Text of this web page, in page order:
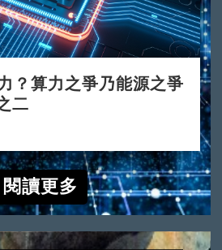
？算力之爭乃能源之爭
二
閱讀更多